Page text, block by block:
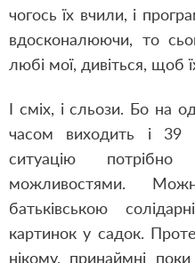
чогось їх вчили, і
вдосконалюючи, то
любі мої, дивіться, щоб
І сміх, і сльози. Бо на
часом виходить і 39
ситуацію потрібно
можливостями.
батьківською
картинок у садок.
нікому, принаймні